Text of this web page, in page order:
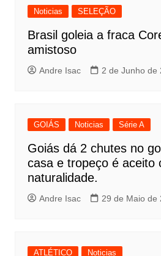
Noticias SELEÇÃO
Brasil goleia a fraca
amistoso
Andre Isac 2 de Junho de
GOIÁS Noticias Série A
Goiás dá 2 chutes no
casa e tropeço é aceito
naturalidade.
Andre Isac 29 de Maio de
ATLÉTICO Noticias